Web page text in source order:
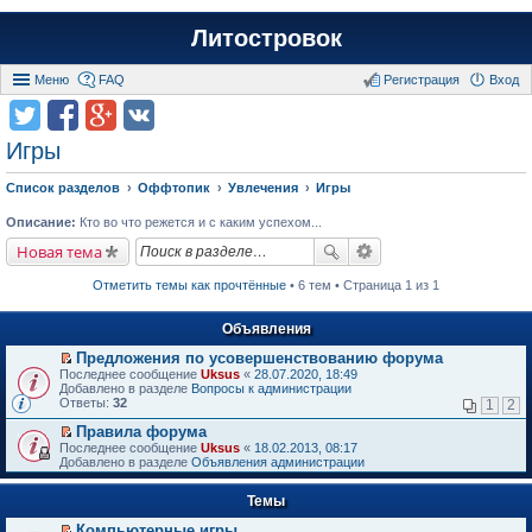
Литостровок
Меню FAQ Вход
Регистрация
Игры
Список разделов Оффтопик Увлечения Игры
Описание: Кто во что режется и с каким успехом...
Новая тема
Отметить темы как прочтённые • 6 тем • Страница 1 из 1
Объявления
П
е
р
й
т
и
к
п
в
Предложения по усовершенствованию форума
Последнее сообщение Uksus « 28.07.2020, 18:49
Добавлено в разделе Вопросы к администрации
Ответы: 32 1 2
П
е
р
е
т
и
Правила форума
Последнее сообщение Uksus « 18.02.2013, 08:17
Добавлено в разделе Объявления администрации
Темы